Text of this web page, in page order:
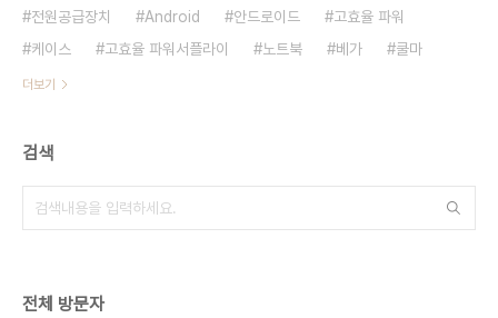
전원공급장치
Android 안드로이드
고효율 파워
케이스
고효율 파워서플라이 노트북 베가 쿨마
더보기
검색
전체 방문자